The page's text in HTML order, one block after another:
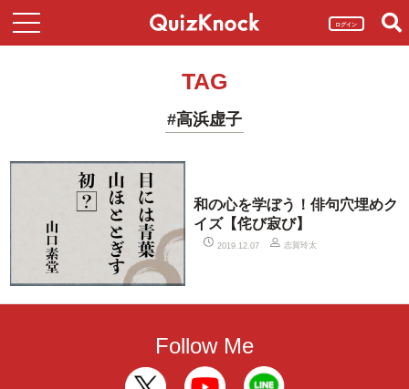
ログイン
TAG
#高浜虚子
和の心を学ぼう！俳句穴埋めク
イズ【侘び寂び】
2019.12.07 志賀玲太
Follow Me